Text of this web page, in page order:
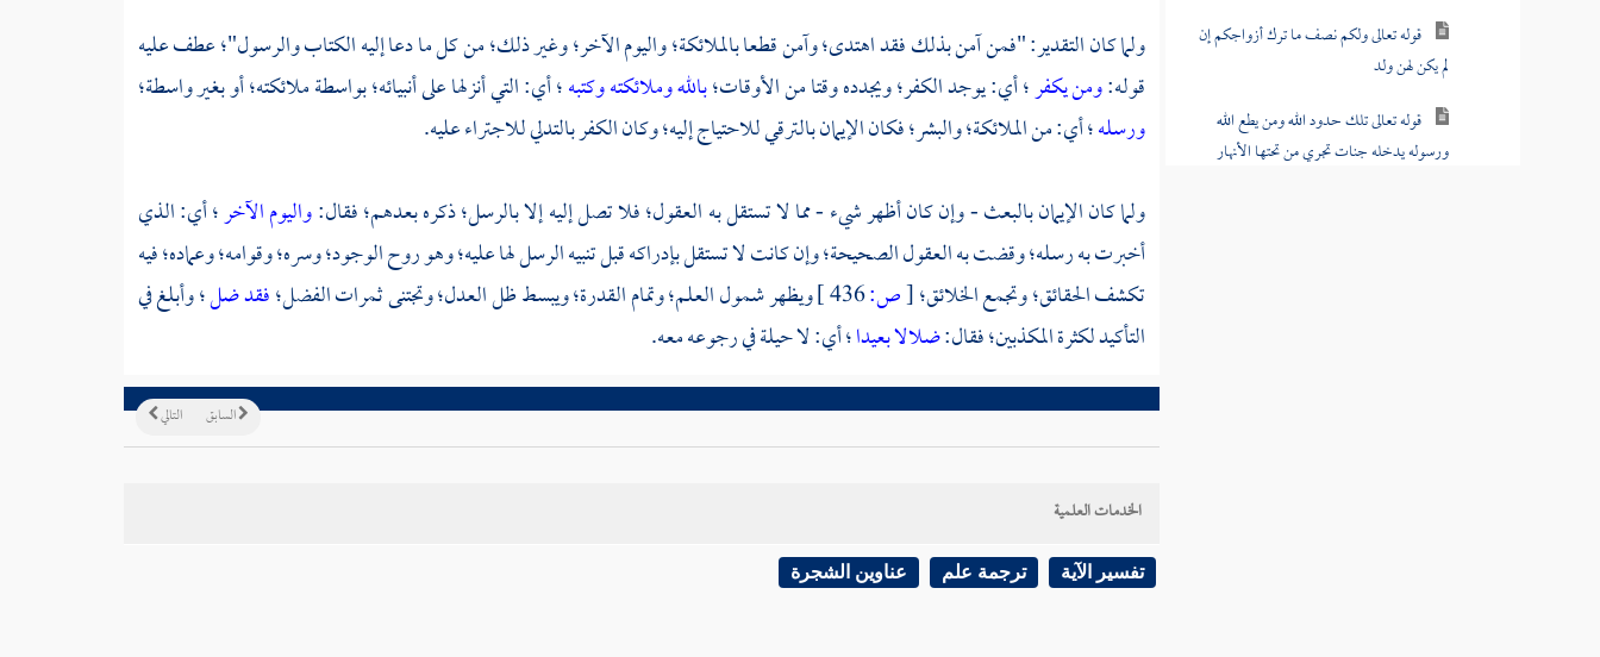
قوله تعالى ولكم نصف ما ترك أزواجكم إن
لم يكن لهن ولد
قوله تعالى تلك حدود الله ومن يطع الله
ورسوله يدخله جنات تجري من تحتها الأنهار
ولما كان التقدير: "فمن آمن بذلك فقد اهتدى؛ وآمن قطعا بالملائكة؛ واليوم الآخر؛ وغير ذلك؛ من كل ما دعا إليه الكتاب والرسول"؛ عطف عليه
قوله:ومن يكفر؛ أي: يوجد الكفر؛ ويجدده وقتا من الأوقات؛بالله وملائكته وكتبه؛ أي: التي أنزلها على أنبيائه؛ بواسطة ملائكته؛ أو بغير واسطة؛
ورسله؛ أي: من الملائكة؛ والبشر؛ فكان الإيمان بالترقي للاحتياج إليه؛ وكان الكفر بالتدلي للاجتراء عليه.
ولما كان الإيمان بالبعث - وإن كان أظهر شيء - مما لا تستقل به العقول؛ فلا تصل إليه إلا بالرسل؛ ذكره بعدهم؛ فقال:واليوم الآخر؛ أي: الذي
أخبرت به رسله؛ وقضت به العقول الصحيحة؛ وإن كانت لا تستقل بإدراكه قبل تنبيه الرسل لها عليه؛ وهو روح الوجود؛ وسره؛ وقوامه؛ وعماده؛ فيه
تكشف الحقائق؛ وتجمع الخلائق؛[ص:436 ] ويظهر شمول العلم؛ وتمام القدرة؛ ويبسط ظل العدل؛ وتجتنى ثمرات الفضل؛فقد ضل؛ وأبلغ في
التأكيد لكثرة المكذبين؛ فقال:ضلالا بعيدا؛ أي: لا حيلة في رجوعه معه.
التالي السابق
الخدمات العلمية
تفسير الآية ترجمة علم عناوين الشجرة